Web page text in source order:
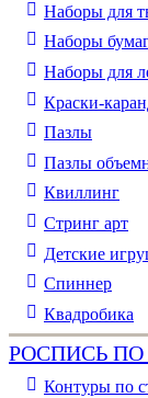
Наборы для
Наборы
Наборы для
Краски-
Пазлы
Пазлы
Квиллинг
Стринг арт
Детские
Спиннер
Квадробика
РОСПИСЬ ПО
Контуры по